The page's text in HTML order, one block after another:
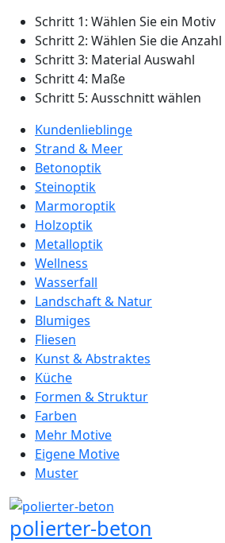
Schritt 1: Wählen Sie ein Motiv
Schritt 2: Wählen Sie die
Schritt 3: Material Auswahl
Schritt 4: Maße
Schritt 5: Ausschnitt wählen
Kundenlieblinge
Strand & Meer
Betonoptik
Steinoptik
Marmoroptik
Holzoptik
Metalloptik
Wellness
Wasserfall
Landschaft & Natur
Blumiges
Fliesen
Kunst & Abstraktes
Küche
Formen & Struktur
Farben
Mehr Motive
Eigene Motive
Muster
polierter-beton